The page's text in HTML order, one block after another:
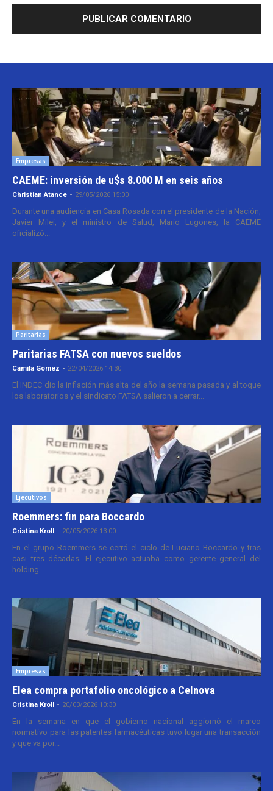
Empresas
CAEME: inversión de u$s 8.000 M en seis años
Christian Atance - 29/05/2026 15:00
Durante una audiencia en Casa Rosada con el presidente de la Nación,
Javier Milei, y el ministro de Salud, Mario Lugones, la CAEME
oficializó...
Paritarias
Paritarias FATSA con nuevos sueldos
Camila Gomez - 22/04/2026 14:30
El INDEC dio la inflación más alta del año la semana pasada y al toque
los laboratorios y el sindicato FATSA salieron a cerrar...
Ejecutivos
Roemmers: fin para Boccardo
Cristina Kroll - 20/05/2026 13:00
En el grupo Roemmers se cerró el ciclo de Luciano Boccardo y tras
casi tres décadas. El ejecutivo actuaba como gerente general del
holding...
Empresas
Elea compra portafolio oncológico a Celnova
Cristina Kroll - 20/03/2026 10:30
En la semana en que el gobierno nacional aggiornó el marco
normativo para las patentes farmacéuticas tuvo lugar una transacción
y que va por...